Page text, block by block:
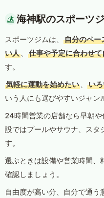
海神駅のスポーツ
スポーツジムは、
自分のペー
い人 、 仕事や予定に合わせ
す。
気軽に運動を始めたい 、 い
いう人にも選びやすいジャン
24時間営業の店舗なら早朝
設ではプールやサウナ、スタ
す。
選ぶときは設備や営業時間、
確認しましょう。
自由度が高い分、自分で通